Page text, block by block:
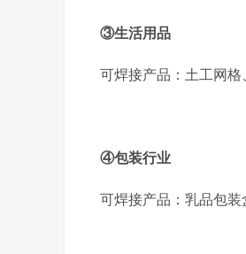
③生活用品
可焊接产品：土工网
④包装行业
可焊接产品：乳品包